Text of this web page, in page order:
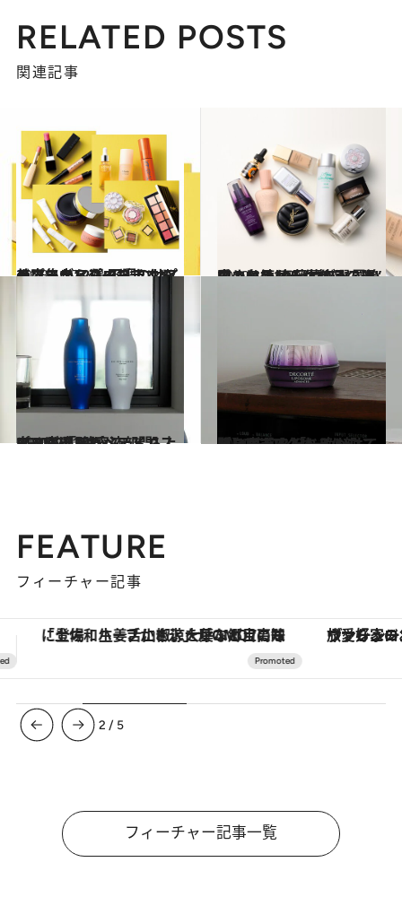
RELATED POSTS
関連記事
2023.1.27
美容エディターおすすめのコスメ12選 不調のサインに集中アプローチ！ プチプラからハイブランドまで
ビューティ＆ヘルス 2022.12.16
愛され続ける化粧品の理由とは？ 齋藤薫が選ぶ美容の名品100 “コスメ買いのコツはケチになること”
ビューティ＆ヘルス
2022.12.17
プロが選んだベストコスメ2022 【美容液部門】BEST5 「肌がふっくら上向く実感あり」
ビューティ＆ヘルス 2022.12.18
プロが選んだベストコスメ 2022 【クリーム部門】BEST3 「一晩かけて肌を育ててくれる」
ビューティ＆ヘルス
FEATURE
フィーチャー記事
ヴァシュロン・コンスタンタン「オーヴァーシーズ・オートマティック」。旅愛好家のお気に入りコレクションから、ジェンダーレスな新作が登場
3 / 5
フィーチャー記事一覧